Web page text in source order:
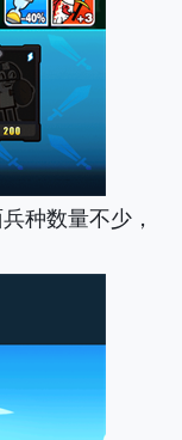
种数量不少，